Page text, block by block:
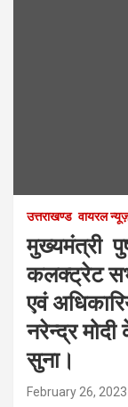
उत्तराखण्ड वायरल
मुख्यमंत्री
कलक्ट्रेट
एवं
नरेन्द्र
सुना।
February 26, 2023